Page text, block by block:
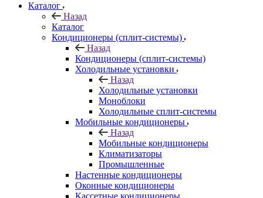
Каталог
Назад
Каталог
Кондиционеры (сплит-системы)
Назад
Кондиционеры (сплит-системы)
Холодильные установки
Назад
Холодильные установки
Моноблоки
Холодильные сплит-системы
Мобильные кондиционеры
Назад
Мобильные кондиционеры
Климатизаторы
Промышленные
Настенные кондиционеры
Оконные кондиционеры
Кассетные кондиционеры